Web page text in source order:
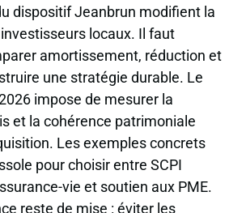
dispositif Jeanbrun modifient la
locaux. Il faut
amortissement, réduction et
une stratégie durable. Le
impose de mesurer la
et la cohérence patrimoniale
Les exemples concrets
pour choisir entre SCPI
vie et soutien aux PME.
reste de mise : éviter les